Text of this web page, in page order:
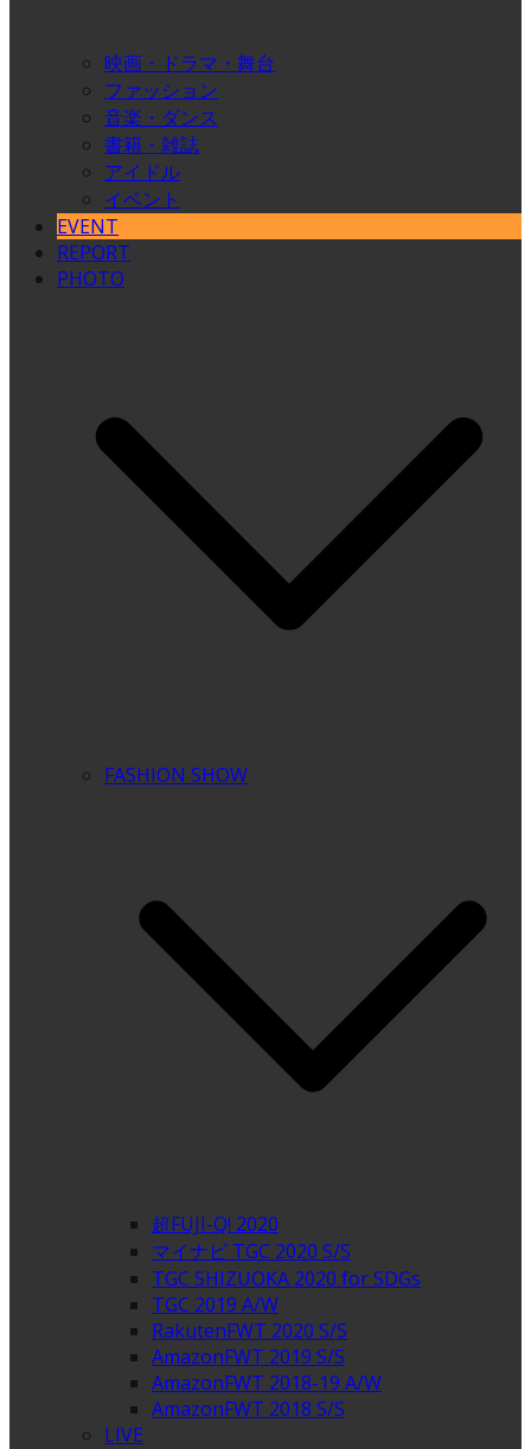
映画・ドラマ・舞台
ファッション
音楽・ダンス
書籍・雑誌
アイドル
イベント
EVENT
REPORT
PHOTO
FASHION SHOW
超FUJI-Q! 2020
マイナビ TGC 2020 S/S
TGC SHIZUOKA 2020 for SDGs
TGC 2019 A/W
RakutenFWT 2020 S/S
AmazonFWT 2019 S/S
AmazonFWT 2018-19 A/W
AmazonFWT 2018 S/S
LIVE